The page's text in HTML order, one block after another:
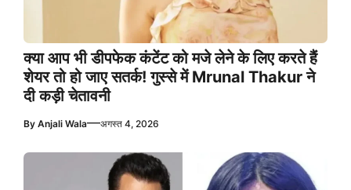
क्या आप भी डीपफेक कंटेंट को मजे लेने के लिए करते हैं
शेयर तो हो जाए सतर्क! गुस्से में Mrunal Thakur ने
दी कड़ी चेतावनी
By Anjali Wala—अगस्त 4, 2026